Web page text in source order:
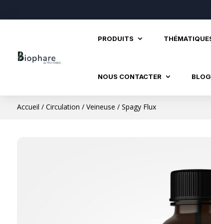
PRODUITS
NOUS CONTACTER
Accueil / Circulation / Veineuse / Spagy Flux